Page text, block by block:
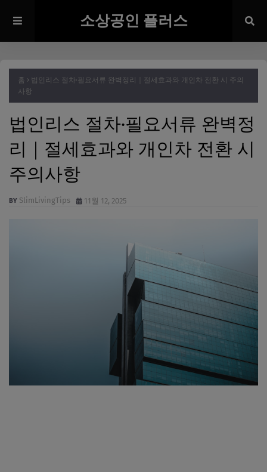
소상공인 플러스
홈
법인리스 절차·필요서류 완벽정리｜절세효과와 개인차 전환 시 주의
사항
법인리스 절차·필요서류 완벽정
리｜절세효과와 개인차 전환 시
주의사항
SlimLivingTips 11월 12, 2025